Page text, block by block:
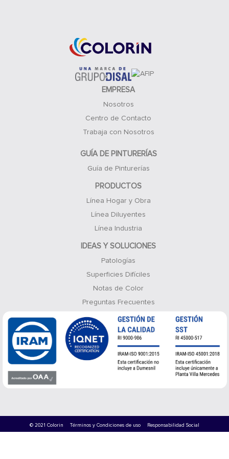
EMPRESA
Nosotros
Centro de Contacto
Trabaja con Nosotros
GUÍA DE PINTURERÍAS
Guía de Pinturerías
PRODUCTOS
Línea Hogar y Obra
Línea Diluyentes
Línea Industria
IDEAS Y SOLUCIONES
Patologías
Superficies Difíciles
Notas de Color
Preguntas Frecuentes
© 2021 Colorin Términos y Condiciones de uso Responsabilidad Social